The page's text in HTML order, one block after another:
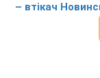
– втікач